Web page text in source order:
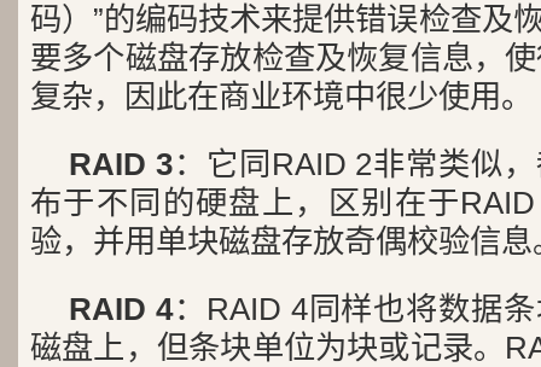
码）”的编码技术来提供错误检查及
要多个磁盘存放检查及恢复信息，
复杂，因此在商业环境中很少使用。
RAID 3：它同RAID 2非常类似
布于不同的硬盘上，区别在于
验，并用单块磁盘存放奇偶校验信息
RAID 4：RAID 4同样也将数据
磁盘上，但条块单位为块或记录。